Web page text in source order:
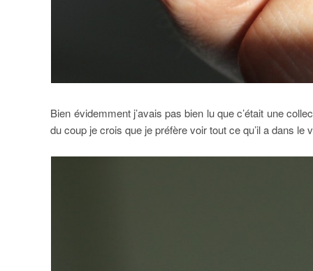
Bien évidemment j’avais pas bien lu que c’était une
du coup je crois que je préfère voir tout ce qu’il a dans le